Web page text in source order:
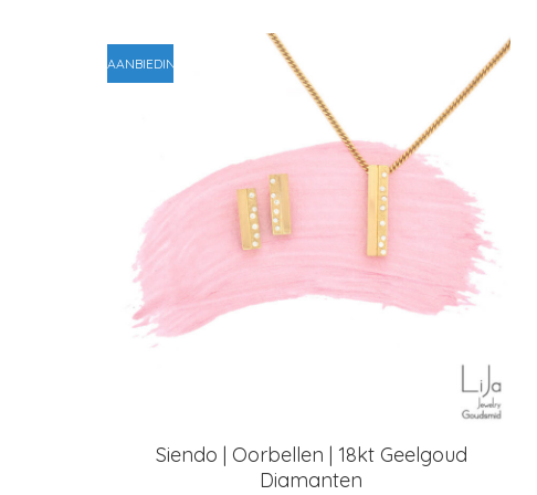
AANBIEDING!
Siendo | Oorbellen | 18kt Geelgoud
Diamanten